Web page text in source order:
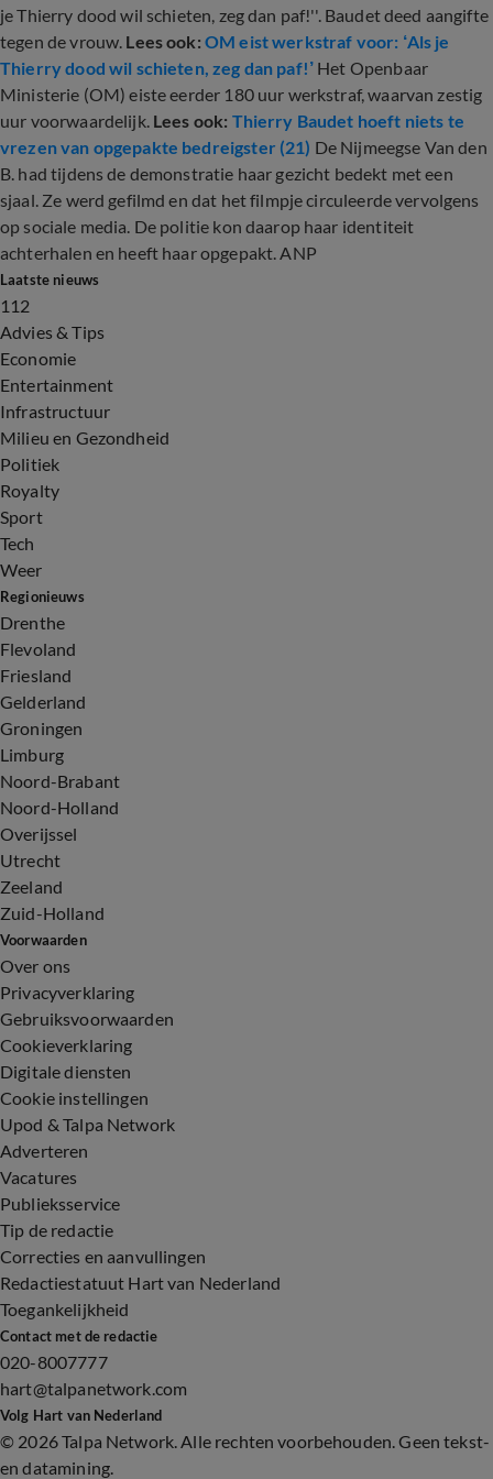
je Thierry dood wil schieten, zeg dan paf!''. Baudet deed aangifte
tegen de vrouw. Lees ook: OM eist werkstraf voor: ‘Als je
Thierry dood wil schieten, zeg dan paf!’ Het Openbaar
Ministerie (OM) eiste eerder 180 uur werkstraf, waarvan zestig
uur voorwaardelijk. Lees ook: Thierry Baudet hoeft niets te
vrezen van opgepakte bedreigster (21) De Nijmeegse Van den
B. had tijdens de demonstratie haar gezicht bedekt met een
sjaal. Ze werd gefilmd en dat het filmpje circuleerde vervolgens
op sociale media. De politie kon daarop haar identiteit
achterhalen en heeft haar opgepakt. ANP
Laatste nieuws
112
Advies & Tips
Economie
Entertainment
Infrastructuur
Milieu en Gezondheid
Politiek
Royalty
Sport
Tech
Weer
Regionieuws
Drenthe
Flevoland
Friesland
Gelderland
Groningen
Limburg
Noord-Brabant
Noord-Holland
Overijssel
Utrecht
Zeeland
Zuid-Holland
Voorwaarden
Over ons
Privacyverklaring
Gebruiksvoorwaarden
Cookieverklaring
Digitale diensten
Cookie instellingen
Upod & Talpa Network
Adverteren
Vacatures
Publieksservice
Tip de redactie
Correcties en aanvullingen
Redactiestatuut Hart van Nederland
Toegankelijkheid
Contact met de redactie
020-8007777
hart@talpanetwork.com
Volg Hart van Nederland
© 2026 Talpa Network. Alle rechten voorbehouden. Geen tekst-
en datamining.